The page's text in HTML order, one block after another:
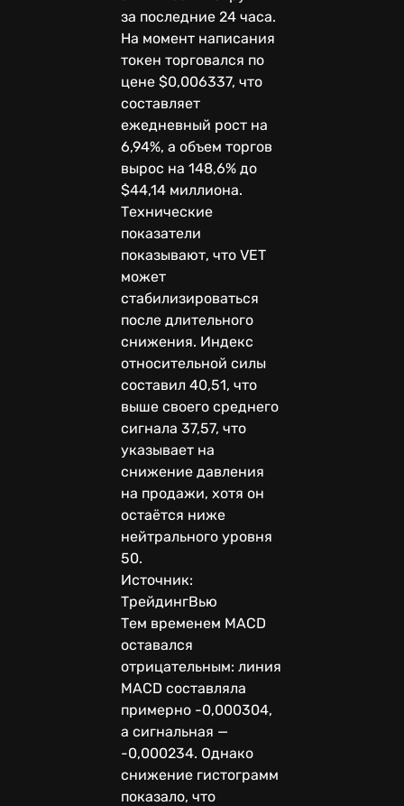
за последние 24 часа.
На момент написания
токен торговался по
цене $0,006337, что
составляет
ежедневный рост на
6,94%, а объем торгов
вырос на 148,6% до
$44,14 миллиона.
Технические
показатели
показывают, что VET
может
стабилизироваться
после длительного
снижения. Индекс
относительной силы
составил 40,51, что
выше своего среднего
сигнала 37,57, что
указывает на
снижение давления
на продажи, хотя он
остаётся ниже
нейтрального уровня
50.
Источник:
ТрейдингВью
Тем временем MACD
оставался
отрицательным: линия
MACD составляла
примерно -0,000304,
а сигнальная —
-0,000234. Однако
снижение гистограмм
показало, что